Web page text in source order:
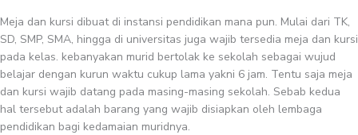
Meja dan kursi dibuat di instansi pendidikan mana pun. Mulai dari TK,
SD, SMP, SMA, hingga di universitas juga wajib tersedia meja dan kursi
pada kelas. kebanyakan murid bertolak ke sekolah sebagai wujud
belajar dengan kurun waktu cukup lama yakni 6 jam. Tentu saja meja
dan kursi wajib datang pada masing-masing sekolah. Sebab kedua
hal tersebut adalah barang yang wajib disiapkan oleh lembaga
pendidikan bagi kedamaian muridnya.